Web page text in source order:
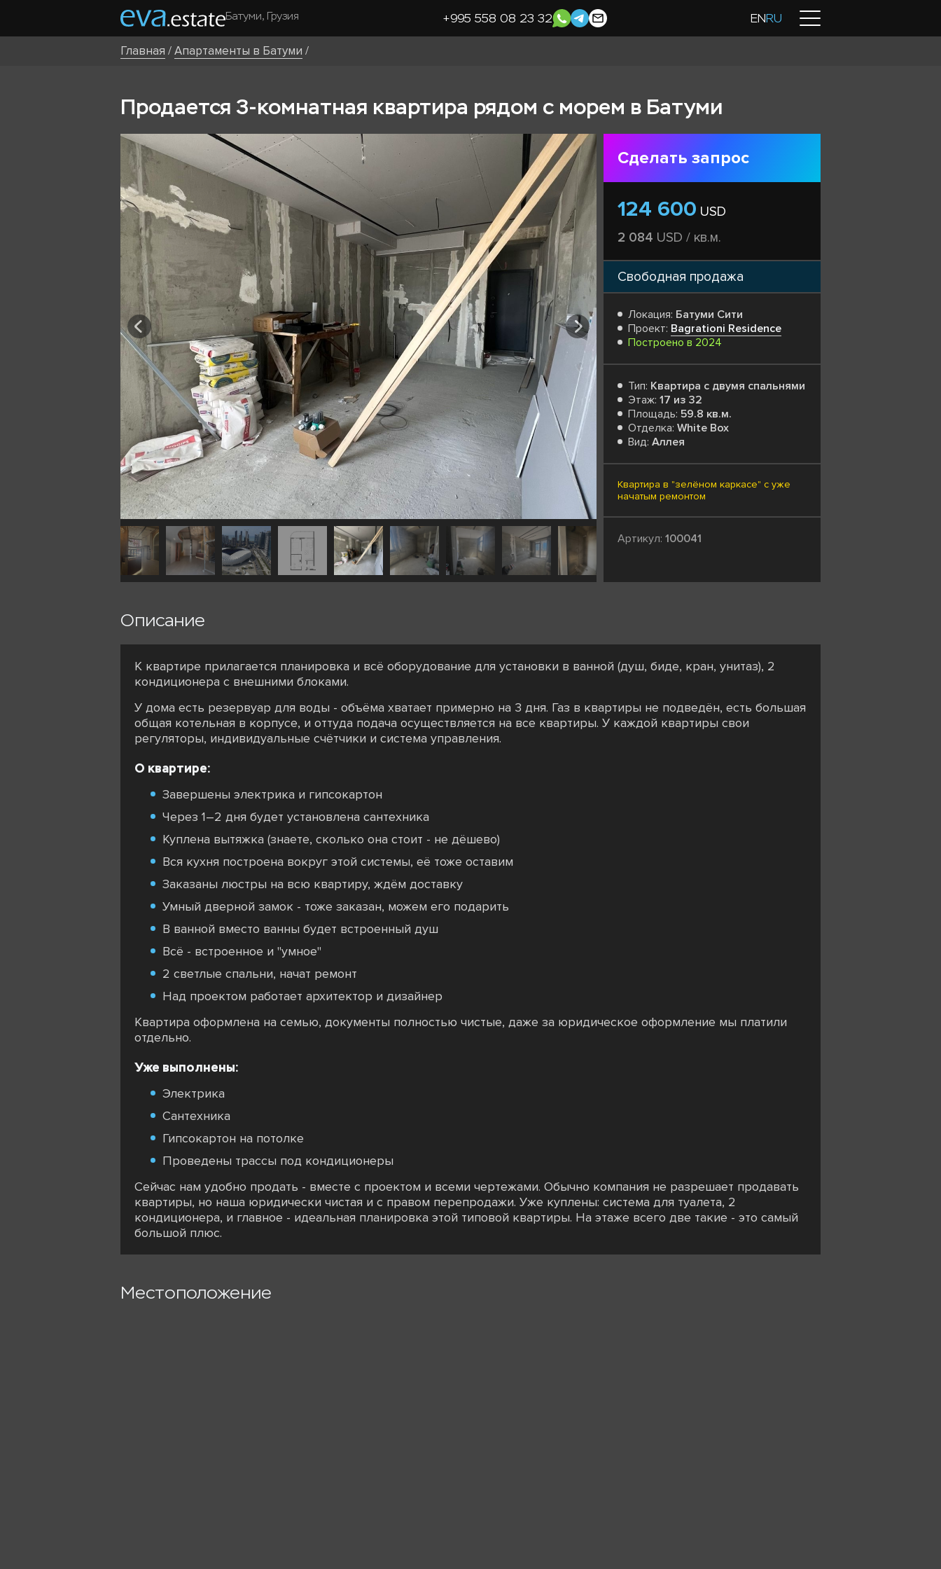
Батуми, Грузия +995 558 08 23 32 ENRU
Главная /Апартаменты в Батуми /
Продается 3-комнатная квартира рядом с морем в Батуми
Сделать запрос
124 600 USD
2 084 USD / кв.м.
Свободная продажа
Локация: Батуми Сити
Проект: Bagrationi Residence
Построено в 2024
Тип: Квартира с двумя спальнями
Этаж: 17 из 32
Площадь: 59.8 кв.м.
Отделка: White Box
Вид: Аллея
Квартира в "зелёном каркасе" с уже
начатым ремонтом
Артикул: 100041
Описание
К квартире прилагается планировка и всё оборудование для установки в ванной (душ, биде, кран, унитаз), 2
кондиционера с внешними блоками.
У дома есть резервуар для воды - объёма хватает примерно на 3 дня. Газ в квартиры не подведён, есть большая
общая котельная в корпусе, и оттуда подача осуществляется на все квартиры. У каждой квартиры свои
регуляторы, индивидуальные счётчики и система управления.
О квартире:
Завершены электрика и гипсокартон
Через 1–2 дня будет установлена сантехника
Куплена вытяжка (знаете, сколько она стоит - не дёшево)
Вся кухня построена вокруг этой системы, её тоже оставим
Заказаны люстры на всю квартиру, ждём доставку
Умный дверной замок - тоже заказан, можем его подарить
В ванной вместо ванны будет встроенный душ
Всё - встроенное и "умное"
2 светлые спальни, начат ремонт
Над проектом работает архитектор и дизайнер
Квартира оформлена на семью, документы полностью чистые, даже за юридическое оформление мы платили
отдельно.
Уже выполнены:
Электрика
Сантехника
Гипсокартон на потолке
Проведены трассы под кондиционеры
Сейчас нам удобно продать - вместе с проектом и всеми чертежами. Обычно компания не разрешает продавать
квартиры, но наша юридически чистая и с правом перепродажи. Уже куплены: система для туалета, 2
кондиционера, и главное - идеальная планировка этой типовой квартиры. На этаже всего две такие - это самый
большой плюс.
Местоположение